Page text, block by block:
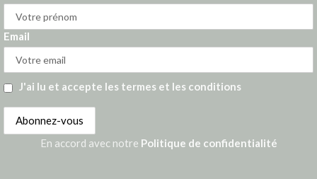
Email
J'ai lu et accepte les termes et les conditions
En accord avec notre Politique de confidentialité